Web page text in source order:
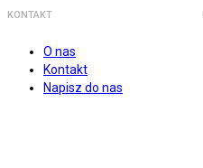
KONTAKT
O nas
Kontakt
Napisz do nas